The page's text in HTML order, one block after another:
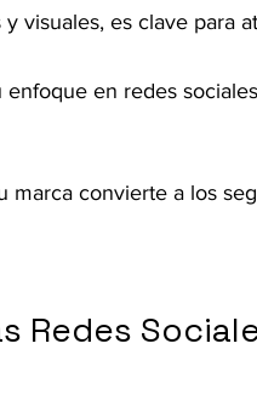
visuales, es clave para
en redes
marca convierte a los
Redes